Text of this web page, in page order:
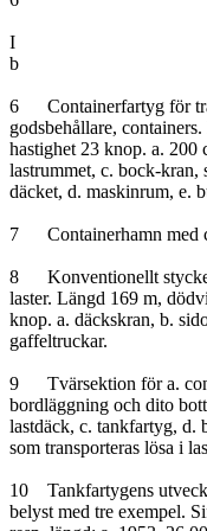
I
b
6	Containerfartyg för transport av standardiserade
godsbehållare,
hastighet 23 knop. a. 200
lastrummet, c. bock-kran,
däcket, d. maskinrum, e.
7	Containerhamn med containerfartyg under omlastning.
8	Konventionellt styckegodsfartyg, för transport av torra
laster. Längd 169 m,
knop. a. däckskran, b.
gaffeltruckar.
9	Tvärsektion för a. containerfartyg med dubbel
bordläggning och dito
lastdäck, c. tankfartyg, d.
som transporteras lösa i
10	Tankfartygens utveckling mot allt större tonnage,
belyst med tre exempel.